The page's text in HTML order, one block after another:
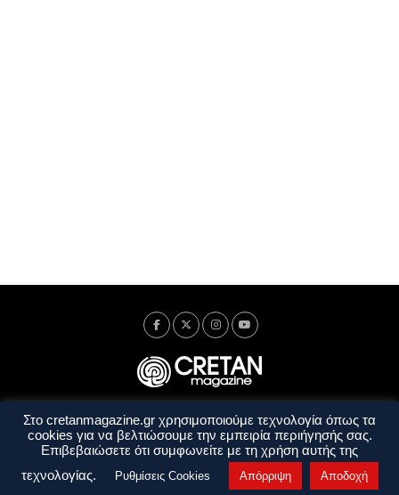
Ταυτότητα Πολιτική Απορρήτου
Όροι Χρήσης
Όροι και Προϋποθέσεις
Στο cretanmagazine.gr χρησιμοποιούμε τεχνολογία όπως τα
cookies για να βελτιώσουμε την εμπειρία περιήγησής σας.
Επιβεβαιώσετε ότι συμφωνείτε με τη χρήση αυτής της
τεχνολογίας.
Ρυθμίσεις Cookies Απόρριψη Αποδοχή